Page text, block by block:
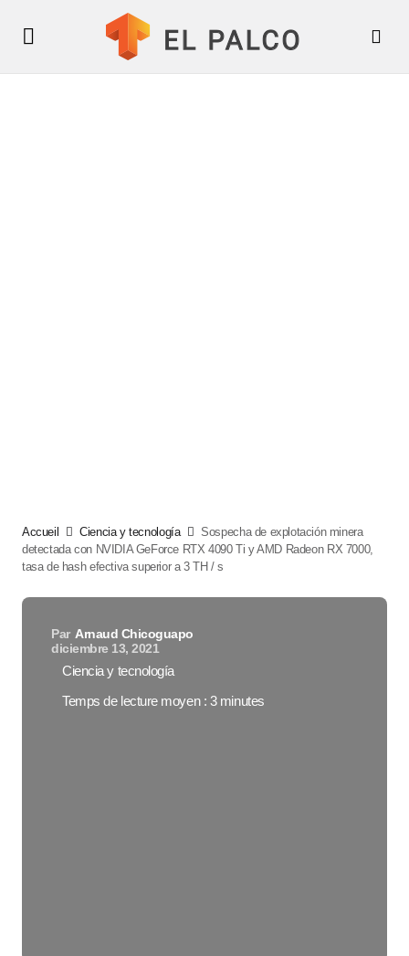
Accueil Ciencia y tecnología
Sospecha de explotación minera
detectada con NVIDIA GeForce RTX 4090 Ti y AMD Radeon RX 7000,
tasa de hash efectiva superior a 3 TH / s
Par Arnaud Chicoguapo
diciembre 13, 2021
Ciencia y tecnología
Temps de lecture moyen : 3 minutes